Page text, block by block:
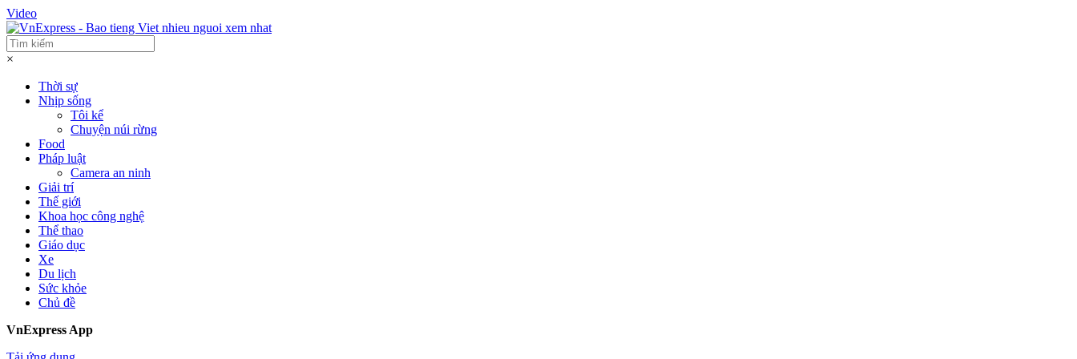
Video
×
Thời sự
Nhịp sống
Tôi kể
Chuyện núi rừng
Food
Pháp luật
Camera an ninh
Giải trí
Thế giới
Khoa học công nghệ
Thể thao
Giáo dục
Xe
Du lịch
Sức khỏe
Chủ đề
VnExpress App